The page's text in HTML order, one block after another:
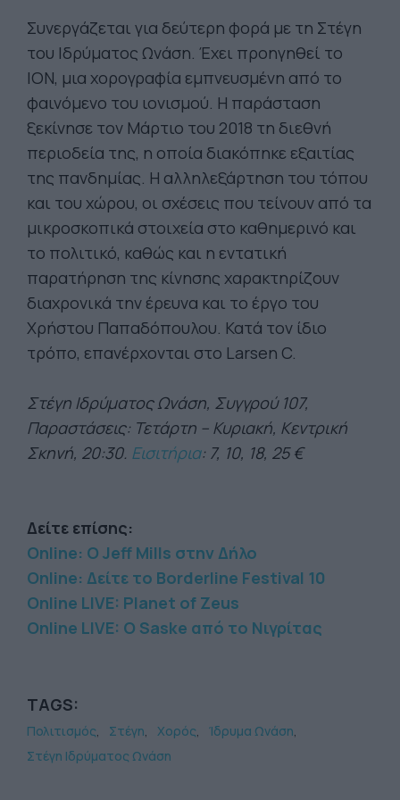
Συνεργάζεται για δεύτερη φορά με τη Στέγη
του Ιδρύματος Ωνάση. Έχει προηγηθεί το
ΙON, μια χορογραφία εμπνευσμένη από το
φαινόμενο του ιονισμού. Η παράσταση
ξεκίνησε τον Μάρτιο του 2018 τη διεθνή
περιοδεία της, η οποία διακόπηκε εξαιτίας
της πανδημίας. Η αλληλεξάρτηση του τόπου
και του χώρου, οι σχέσεις που τείνουν από τα
μικροσκοπικά στοιχεία στο καθημερινό και
το πολιτικό, καθώς και η εντατική
παρατήρηση της κίνησης χαρακτηρίζουν
διαχρονικά την έρευνα και το έργο του
Χρήστου Παπαδόπουλου. Κατά τον ίδιο
τρόπο, επανέρχονται στο Larsen C.
Στέγη Ιδρύματος Ωνάση, Συγγρού 107,
Παραστάσεις: Τετάρτη – Κυριακή, Κεντρική
Σκηνή, 20:30. Εισιτήρια: 7, 10, 18, 25 €
Δείτε επίσης:
Online: O Jeff Mills στην Δήλο
Online: Δείτε το Borderline Festival 10
Online LIVE: Planet of Zeus
Online LIVE: Ο Saske από το Νιγρίτας
TAGS:
Πολιτισμός Στέγη Χορός
Ίδρυμα Ωνάση
Στέγη Ιδρύματος Ωνάση